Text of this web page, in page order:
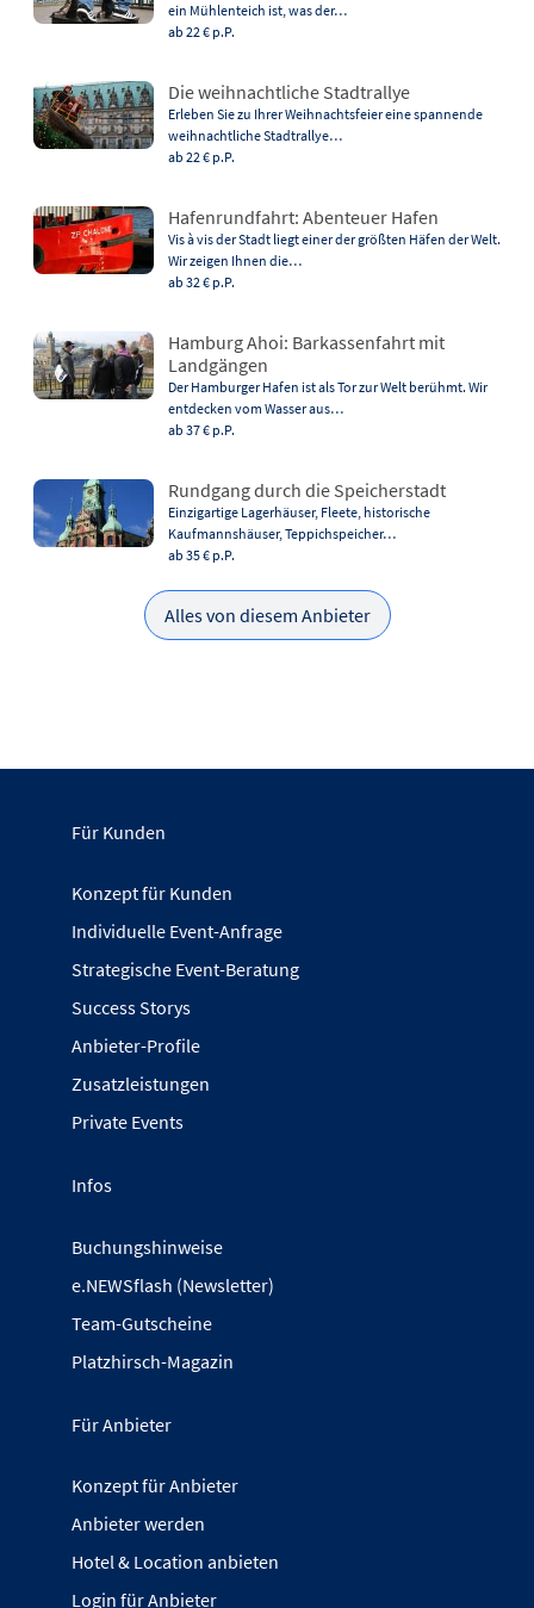
ein Mühlenteich ist, was der…
ab 22 € p.P.
Die weihnachtliche Stadtrallye
Erleben Sie zu Ihrer Weihnachtsfeier eine spannende
weihnachtliche Stadtrallye…
ab 22 € p.P.
Hafenrundfahrt: Abenteuer Hafen
Vis à vis der Stadt liegt einer der größten Häfen der Welt.
Wir zeigen Ihnen die…
ab 32 € p.P.
Hamburg Ahoi: Barkassenfahrt mit
Landgängen
Der Hamburger Hafen ist als Tor zur Welt berühmt. Wir
entdecken vom Wasser aus…
ab 37 € p.P.
Rundgang durch die Speicherstadt
Einzigartige Lagerhäuser, Fleete, historische
Kaufmannshäuser, Teppichspeicher…
ab 35 € p.P.
Alles von diesem Anbieter
Für Kunden
Konzept für Kunden
Individuelle Event-Anfrage
Strategische Event-Beratung
Success Storys
Anbieter-Profile
Zusatzleistungen
Private Events
Infos
Buchungshinweise
e.NEWSflash (Newsletter)
Team-Gutscheine
Platzhirsch-Magazin
Für Anbieter
Konzept für Anbieter
Anbieter werden
Hotel & Location anbieten
Login für Anbieter